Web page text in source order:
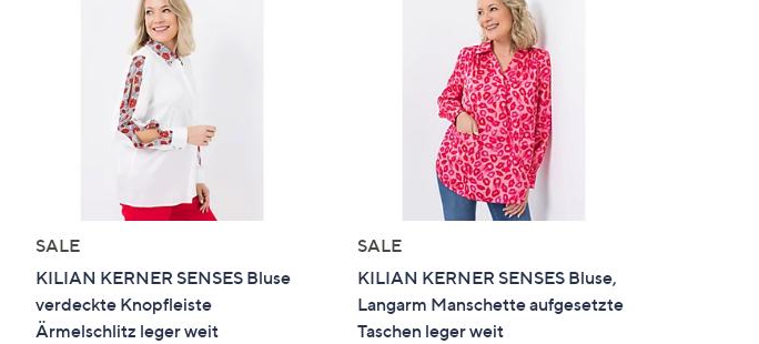
SALE
KILIAN KERNER SENSES Bluse
verdeckte Knopfleiste
Ärmelschlitz leger weit
SALE
KILIAN KERNER SENSES Bluse,
Langarm Manschette aufgesetzte
Taschen leger weit